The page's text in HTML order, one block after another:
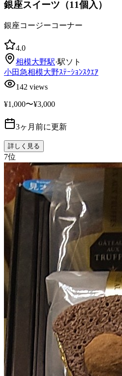
銀座スイーツ（11個入）
銀座コージーコーナー
4.0
相模大野駅·駅ソト
小田急相模大野ｽﾃｰｼｮﾝｽｸｴｱ
142 views
¥1,000〜¥3,000
3ヶ月前に更新
詳しく見る
7位